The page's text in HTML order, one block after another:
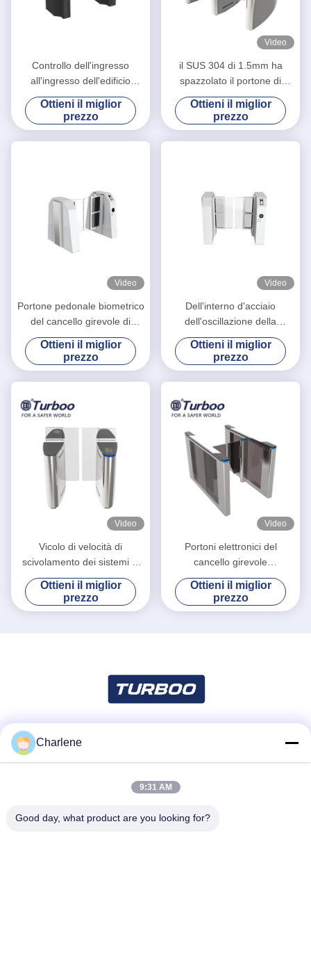
Controllo dell'ingresso
all'ingresso dell'edificio
dell'albergo Porta scorrevole
pedonale LA6218
Ottieni il miglior
prezzo
Video
il SUS 304 di 1.5mm ha
spazzolato il portone di
scivolamento acrilico con
comando a motore con 5
paia del sensore infrarosso
Ottieni il miglior
prezzo
Video
Portone pedonale biometrico
del cancello girevole di
larghezza RS485 di 900mm
Ottieni il miglior
prezzo
Video
Dell'interno d'acciaio
dell'oscillazione della
barriera del cancello girevole
del rullo freddo pedonale
biometrico del portone
2.0mm
Ottieni il miglior
prezzo
Video
Vicolo di velocità di
scivolamento dei sistemi di
sicurezza di alto livello per il
cancello girevole astuto
dell'ufficio
Ottieni il miglior
prezzo
Video
Portoni elettronici del
cancello girevole
dell'oscillazione del
regolatore di RFID Access
con la funzione anti- di
Ottieni il miglior
prezzo
Charlene
9:31 AM
Good day, what product are you looking for?